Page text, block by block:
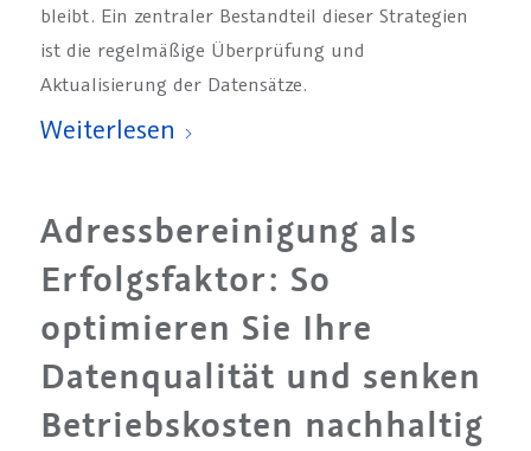
bleibt. Ein zentraler Bestandteil dieser Strategien
ist die regelmäßige Überprüfung und
Aktualisierung der Datensätze.
Weiterlesen
Adressbereinigung als
Erfolgsfaktor: So
optimieren Sie Ihre
Datenqualität und senken
Betriebskosten nachhaltig